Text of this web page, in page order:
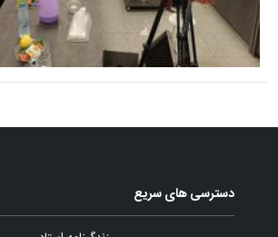
دسترسی های سریع